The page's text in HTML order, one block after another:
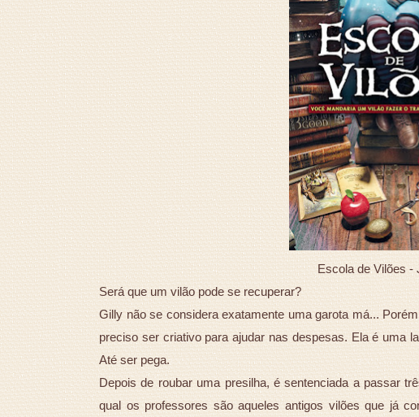
Escola de Vilões -
Será que um vilão pode se recuperar?
Gilly não se considera exatamente uma garota má...
preciso ser criativo para ajudar nas despesas. Ela é uma
Até ser pega.
Depois de roubar uma presilha, é sentenciada a passar
qual os professores são aqueles antigos vilões que já